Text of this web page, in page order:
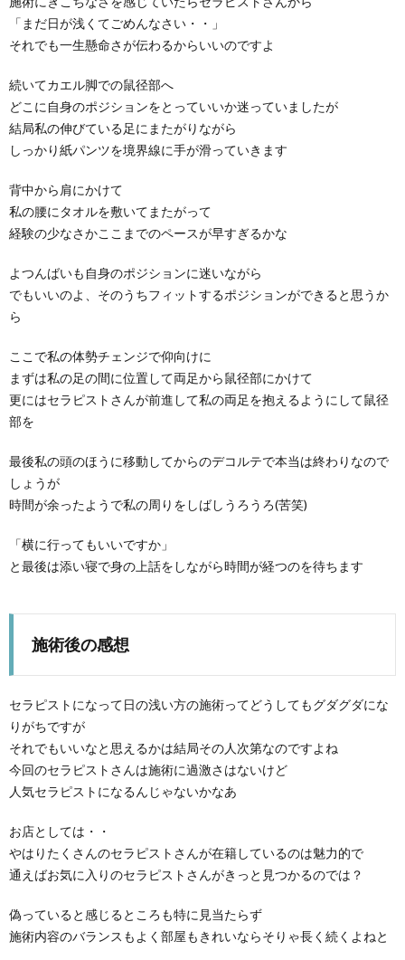
「まだ日が浅くてごめんなさい・・」
それでも一生懸命さが伝わるからいいのですよ
続いてカエル脚での鼠径部へ
どこに自身のポジションをとっていいか迷っていましたが
結局私の伸びている足にまたがりながら
しっかり紙パンツを境界線に手が滑っていきます
背中から肩にかけて
私の腰にタオルを敷いてまたがって
経験の少なさかここまでのペースが早すぎるかな
よつんばいも自身のポジションに迷いながら
でもいいのよ、そのうちフィットするポジションができると思うか
ら
ここで私の体勢チェンジで仰向けに
まずは私の足の間に位置して両足から鼠径部にかけて
更にはセラピストさんが前進して私の両足を抱えるようにして鼠径
部を
最後私の頭のほうに移動してからのデコルテで本当は終わりなので
しょうが
時間が余ったようで私の周りをしばしうろうろ(苦笑)
「横に行ってもいいですか」
と最後は添い寝で身の上話をしながら時間が経つのを待ちます
施術後の感想
セラピストになって日の浅い方の施術ってどうしてもグダグダにな
りがちですが
それでもいいなと思えるかは結局その人次第なのですよね
今回のセラピストさんは施術に過激さはないけど
人気セラピストになるんじゃないかなあ
お店としては・・
やはりたくさんのセラピストさんが在籍しているのは魅力的で
通えばお気に入りのセラピストさんがきっと見つかるのでは？
偽っていると感じるところも特に見当たらず
施術内容のバランスもよく部屋もきれいならそりゃ長く続くよねと